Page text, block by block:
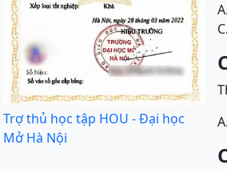
Trợ thủ học tập HOU - Đại học
Mở Hà Nội